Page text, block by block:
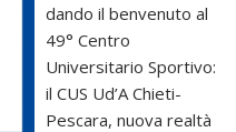
dando il benvenuto al
49° Centro
Universitario Sportivo:
il CUS Ud’A Chieti-
Pescara, nuova realtà